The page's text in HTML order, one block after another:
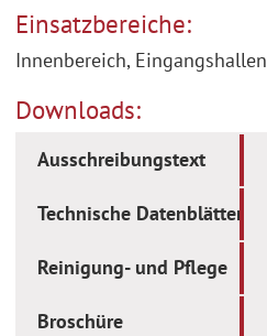
Einsatzbereiche:
Innenbereich, Eingangshallen
Downloads:
Ausschreibungstext
Technische Datenblätter
Reinigung- und Pflege
Broschüre